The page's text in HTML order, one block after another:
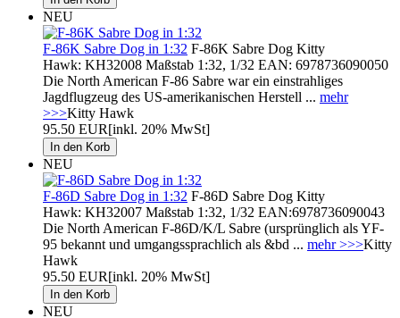
NEU
F-86K Sabre Dog in 1:32 F-86K Sabre Dog Kitty
Hawk: KH32008 Maßstab 1:32, 1/32 EAN: 6978736090050
Die North American F-86 Sabre war ein einstrahliges
Jagdflugzeug des US-amerikanischen Herstell ... mehr
>>>Kitty Hawk
95.50 EUR[inkl. 20% MwSt]
NEU
F-86D Sabre Dog in 1:32 F-86D Sabre Dog Kitty
Hawk: KH32007 Maßstab 1:32, 1/32 EAN:6978736090043
Die North American F-86D/K/L Sabre (ursprünglich als YF-
95 bekannt und umgangssprachlich als &bd ... mehr >>>Kitty
Hawk
95.50 EUR[inkl. 20% MwSt]
NEU